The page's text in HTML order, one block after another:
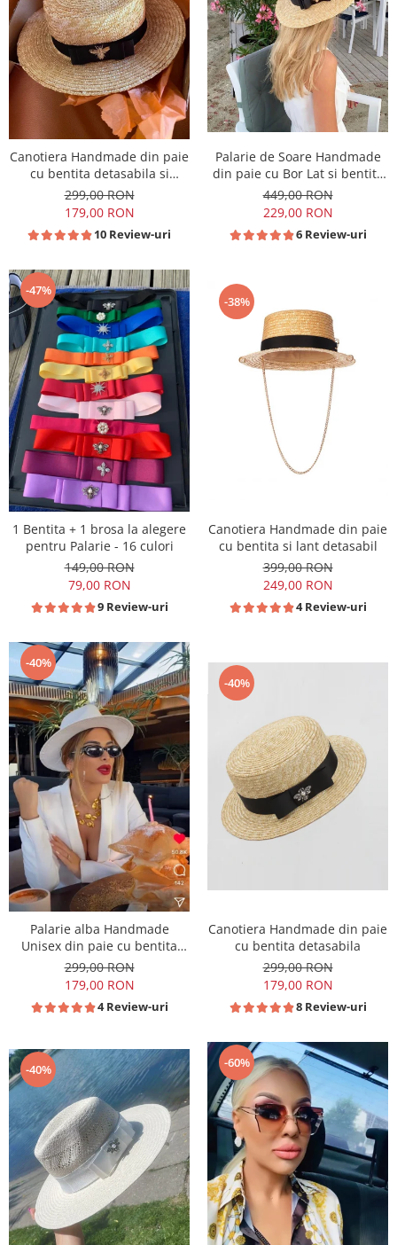
Canotiera Handmade din paie
cu bentita detasabila si
accesoriu la alegere
299,00 RON
179,00 RON
10 Review-uri
Palarie de Soare Handmade
din paie cu Bor Lat si bentita
detasabila la alegere
449,00 RON
229,00 RON
6 Review-uri
-47%
1 Bentita + 1 brosa la alegere
pentru Palarie - 16 culori
149,00 RON
79,00 RON
9 Review-uri
-38%
Canotiera Handmade din paie
cu bentita si lant detasabil
399,00 RON
249,00 RON
4 Review-uri
-40%
Palarie alba Handmade
Unisex din paie cu bentita
detasabila
299,00 RON
179,00 RON
4 Review-uri
-40%
Canotiera Handmade din paie
cu bentita detasabila
299,00 RON
179,00 RON
8 Review-uri
-40% -60%